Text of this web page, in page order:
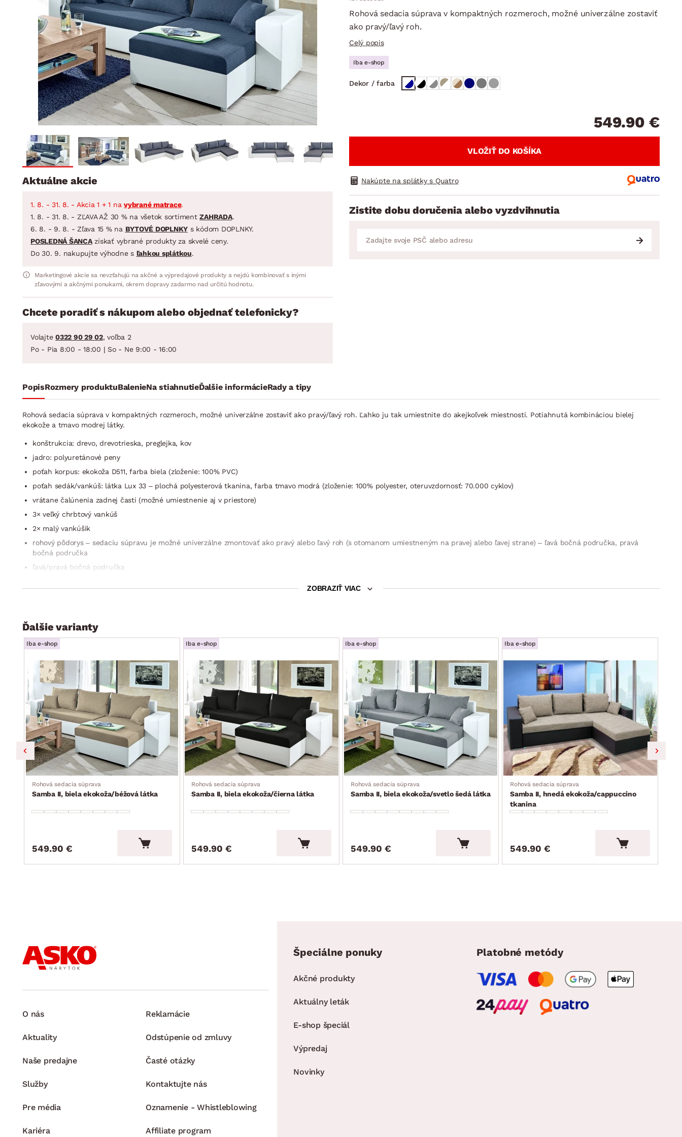
Detská izba
Predsieň, šatník a chodba
Kuchyňa
Kúpeľňa
Záhrada
Domácnosť
BYTOVÝ TEXTIL
Prikrývky
Vankúše
Koberce
Závesy a žalúzie
Zobrazit vše
STOLOVANIE A VARENIE
Jedálenský servis
Príbory
Hrnce
Zobrazit vše
DOMÁCE SPOTREBIČE
VEĽKÁ NOC
Kúpeľňové zostavy
Jedálenské zostavy
Záhradné zostavy
Záhradné doplnky
Rohová sedacia súprava v kompaktných rozmeroch, možné univerzálne zostaviť
ako pravý/ľavý roh.
Celý popis
Iba e-shop
Dekor / farba
549.90 €
VLOŽIŤ DO KOŠÍKA
Nakúpte na splátky s Quatro
Zistite dobu doručenia alebo vyzdvihnutia
Aktuálne akcie
1. 8. - 31. 8. - Akcia 1 + 1 na vybrané matrace.
1. 8. - 31. 8. - ZĽAVA AŽ 30 % na všetok sortimentZAHRADA.
6. 8. - 9. 8. - Zľava 15 % na BYTOVÉ DOPLNKY s kódom DOPLNKY.
POSLEDNÁ ŠANCAzískať vybrané produkty za skvelé ceny.
Do 30. 9. nakupujte výhodne s ľahkou splátkou.
Marketingové akcie sa nevzťahujú na akčné a výpredajové produkty a nejdú kombinovať s inými
zľavovými a akčnými ponukami, okrem dopravy zadarmo nad určitú hodnotu.
Chcete poradiť s nákupom alebo objednať telefonicky?
Volajte 0322 90 29 02, voľba 2
Po - Pia 8:00 - 18:00 | So - Ne 9:00 - 16:00
PopisRozmery produktuBalenieNa stiahnutieĎalšie informácieRady a tipy
Rohová sedacia súprava v kompaktných rozmeroch, možné univerzálne zostaviť ako pravý/ľavý roh. Ľahko ju tak umiestnite do akejkoľvek miestnosti. Potiahnutá kombináciou bielej
ekokože a tmavo modrej látky.
konštrukcia: drevo, drevotrieska, preglejka, kov
jadro: polyuretánové peny
poťah korpus: ekokoža D511, farba biela (zloženie: 100% PVC)
poťah sedák/vankúš: látka Lux 33 – plochá polyesterová tkanina, farba tmavo modrá (zloženie: 100% polyester, oteruvzdornosť: 70.000 cyklov)
vrátane čalúnenia zadnej časti (možné umiestnenie aj v priestore)
3× veľký chrbtový vankúš
2× malý vankúšik
rohový pôdorys – sedaciu súpravu je možné univerzálne zmontovať ako pravý alebo ľavý roh (s otomanom umiestneným na pravej alebo ľavej strane) – ľavá bočná područka, pravá
bočná područka
ľavá/pravá bočná područka
úložný priestor (umiestnený pod sedákom)
kompaktné rozmery
dodávané v čiastočnom demonte
ZOBRAZIŤ VIAC
Ďalšie varianty
Iba e-shop
Rohová sedacia súprava
Samba II, biela ekokoža/béžová látka
549.90 €
Iba e-shop
Rohová sedacia súprava
Samba II, biela ekokoža/čierna látka
549.90 €
Iba e-shop
Rohová sedacia súprava
Samba II, biela ekokoža/svetlo šedá látka
549.90 €
Iba e-shop
Rohová sedacia súprava
Samba II, hnedá ekokoža/cappuccino
tkanina
549.90 €
O nás
Aktuality
Naše predajne
Služby
Pre média
Kariéra
Reklamácie
Odstúpenie od zmluvy
Časté otázky
Kontaktujte nás
Oznamenie - Whistleblowing
Affiliate program
Špeciálne ponuky
Akčné produkty
Aktuálny leták
E-shop špeciál
Výpredaj
Novinky
Platobné metódy